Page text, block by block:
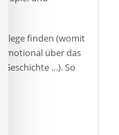
finden (womit
emotional über das
Geschichte …). So